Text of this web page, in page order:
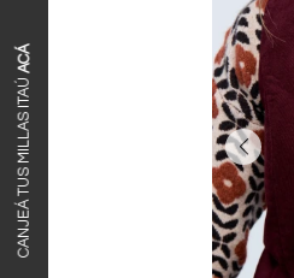
CANJEÁ TUS MILLAS ITAÚ
ACÁ